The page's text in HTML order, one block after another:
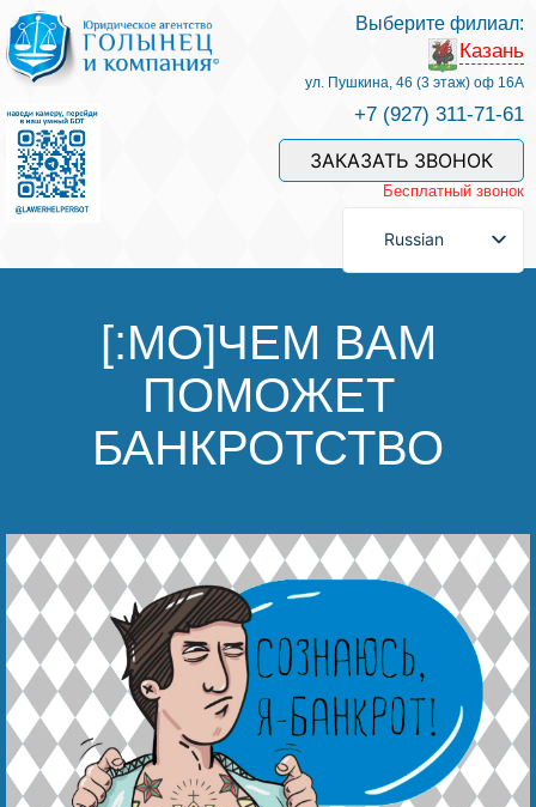
Услуги и наши специалисты
Оплата услуг
Задать вопрос
Полезные статьи
Наши победы
Видео о нас
Выберите филиал:
Казань
ул. Пушкина, 46 (3 этаж) оф 16А
+7 (927) 311-71-61
ЗАКАЗАТЬ ЗВОНОК
Бесплатный звонок
Russian
[:MO]ЧЕМ ВАМ
ПОМОЖЕТ
БАНКРОТСТВО